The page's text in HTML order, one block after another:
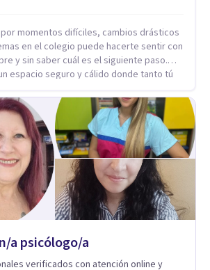
por momentos difíciles, cambios drásticos
en el colegio puede hacerte sentir con
y sin saber cuál es el siguiente paso.
espacio seguro y cálido donde tanto tú
para recuperar la tranquilidad en
y dinámicas adaptadas a la edad de
de lado las etiquetas y los tecnicismos.
se centra en entender las emociones
comportamiento, ayudándoles a
necesaria para superar sus retos y
entre ustedes. Acompaño a
que están lidiando con la ansiedad, la
orientación y pautas claras para educar
a psicólogo/a
verificados con atención online y